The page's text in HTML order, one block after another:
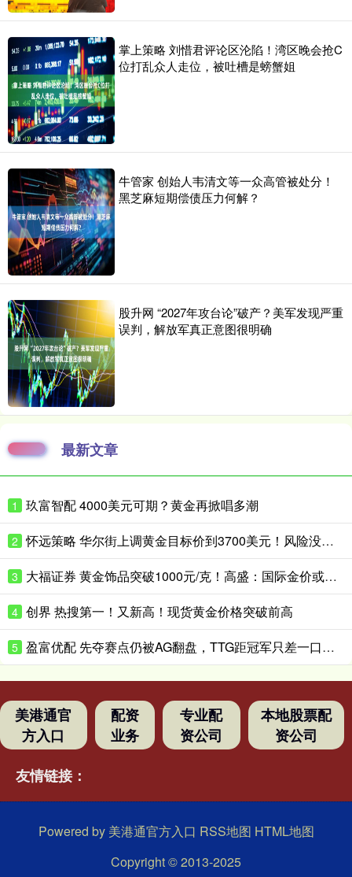
掌上策略 刘惜君评论区沦陷！湾区晚会抢C
位打乱众人走位，被吐槽是螃蟹姐
牛管家 创始人韦清文等一众高管被处分！
黑芝麻短期偿债压力何解？
股升网 “2027年攻台论”破产？美军发现严重
误判，解放军真正意图很明确
最新文章
1 玖富智配 4000美元可期？黄金再掀唱多潮
2 怀远策略 华尔街上调黄金目标价到3700美元！风险没这么快消停
3 大福证券 黄金饰品突破1000元/克！高盛：国际金价或升破4200美元/盎司！
4 创界 热搜第一！又新高！现货黄金价格突破前高
5 盈富优配 先夺赛点仍被AG翻盘，TTG距冠军只差一口气？_Ming_决赛_Fly
美港通官
方入口
配资
业务
专业配
资公司
本地股票配
资公司
友情链接：
Powered by 美港通官方入口 RSS地图 HTML地图
Copyright© 2013-2025